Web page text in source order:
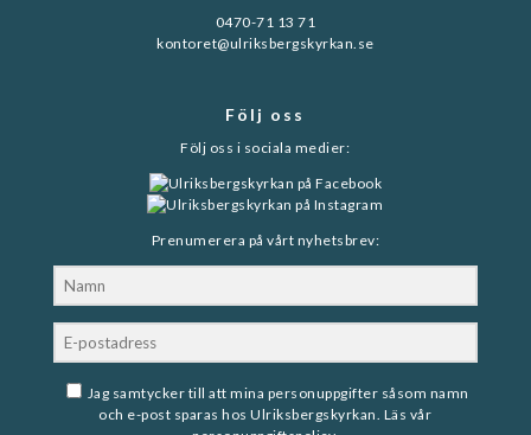
0470-71 13 71
kontoret@ulriksbergskyrkan.se
Följ oss
Följ oss i sociala medier:
Prenumerera på vårt nyhetsbrev:
Jag samtycker till att mina personuppgifter såsom namn
och e-post sparas hos Ulriksbergskyrkan. Läs vår